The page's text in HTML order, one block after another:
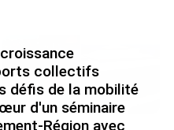
collectifs
défis de la mobilité
d'un séminaire
Région avec